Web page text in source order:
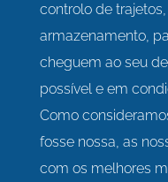
controlo de
armazenamento,
cheguem ao seu
possível e em
Como
fosse nossa, as
com os melhores